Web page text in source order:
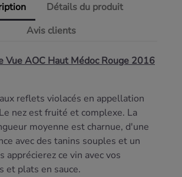
Détails du produit
Avis clients
Vue AOC Haut Médoc Rouge 2016
reflets violacés en appellation
nez est fruité et complexe. La
moyenne est charnue, d'une
avec des tanins souples et un
apprécierez ce vin avec vos
et plats en sauce.